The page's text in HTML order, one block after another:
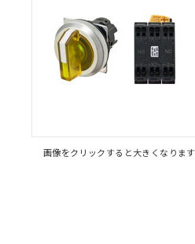
画像をクリックすると大きくなります